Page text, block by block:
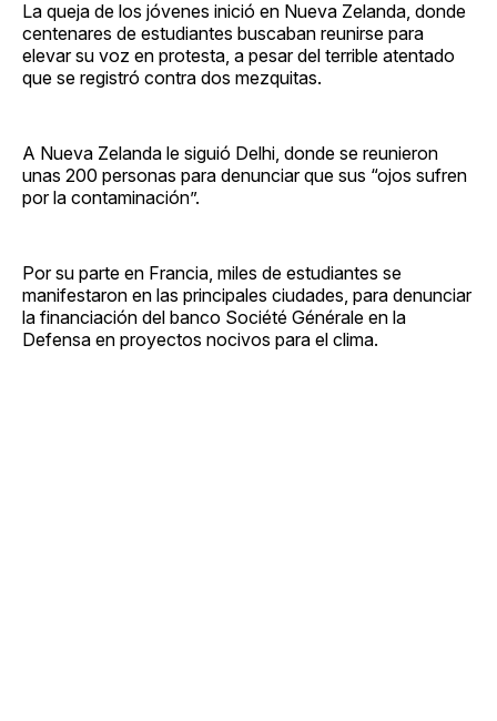
La queja de los jóvenes inició en Nueva Zelanda, donde
centenares de estudiantes buscaban reunirse para
elevar su voz en protesta, a pesar del terrible atentado
que se registró contra dos mezquitas.
A Nueva Zelanda le siguió Delhi, donde se reunieron
unas 200 personas para denunciar que sus “ojos sufren
por la contaminación”.
Por su parte en Francia, miles de estudiantes se
manifestaron en las principales ciudades, para denunciar
la financiación del banco Société Générale en la
Defensa en proyectos nocivos para el clima.